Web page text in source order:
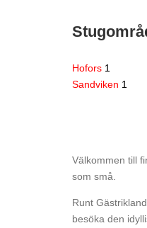
Hofors 1
Sandviken 1
Välkommen till
som små.
Runt
besöka den